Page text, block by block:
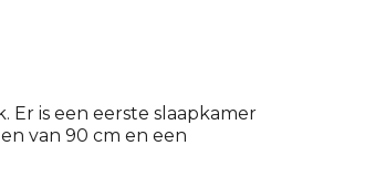
is een eerste slaapkamer
van 90 cm en een